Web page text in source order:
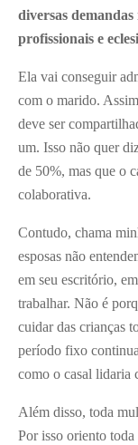
diversas demandas
profissionais e
Ela vai conseguir
com o marido.
deve ser
um. Isso não quer
de 50%, mas que o
colaborativa.
Contudo, chama
esposas não
em seu escritório,
trabalhar. Não é
cuidar das crianças
período fixo
como o casal lidaria
Além disso, toda
Por isso oriento toda